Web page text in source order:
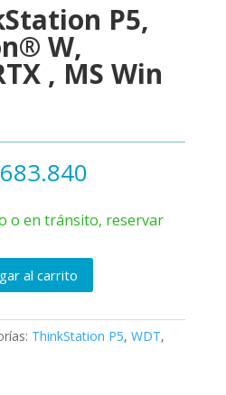
P5,
W,
, MS Win
o en tránsito, reservar
al carrito
ThinkStation P5, WDT,